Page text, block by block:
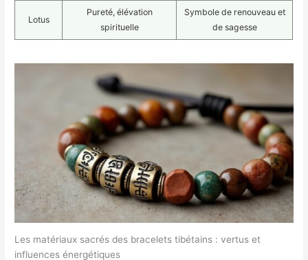
Lotus
Pureté, élévation
spirituelle
Symbole de renouveau et
de sagesse
Les matériaux sacrés des bracelets tibétains : vertus et
influences énergétiques